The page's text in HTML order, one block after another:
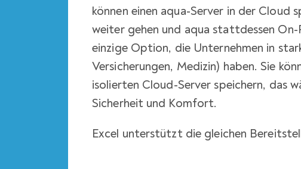
können einen aqua-Server in der Cloud
weiter gehen und aqua stattdessen
einzige Option, die Unternehmen in
Versicherungen, Medizin) haben. Sie
isolierten Cloud-Server speichern, das
Sicherheit und Komfort.
Excel unterstützt die gleichen